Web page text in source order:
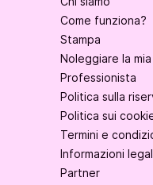
Come funziona?
Stampa
Noleggiare la
Professionista
Politica sulla
Politica sui
Termini e
Informazioni
Partner